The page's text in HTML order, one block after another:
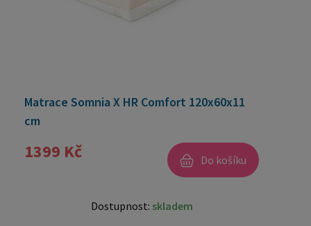
Matrace Somnia X HR Comfort 120x60x11
cm
1399 Kč Do košíku
Dostupnost: skladem